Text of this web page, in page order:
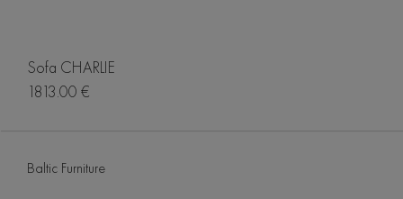
Sofa CHARLIE
1813.00 €
Baltic Furniture